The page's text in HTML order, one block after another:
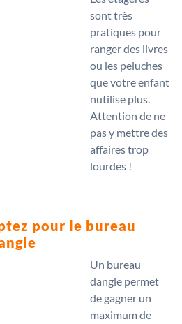
sont très
pratiques pour
ranger des livres
ou les peluches
que votre enfant
nutilise plus.
Attention de ne
pas y mettre des
affaires trop
lourdes !
pour le bureau
Un bureau
dangle permet
de gagner un
maximum de